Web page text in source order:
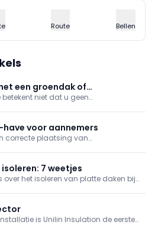
Route Bellen
een groendak of
niet dat u geen
zelfs uitstekend samen.
voor aannemers
correcte plaatsing van
7 weetjes
over het isoleren van platte daken bij
is Unilin Insulation de eerste